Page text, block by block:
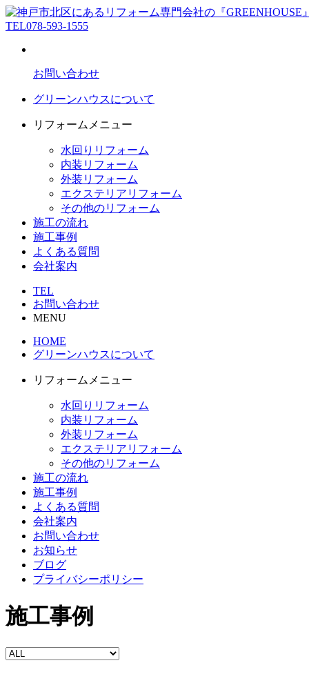
TEL078-593-1555
お問い合わせ
グリーンハウスについて
リフォームメニュー
水回りリフォーム
内装リフォーム
外装リフォーム
エクステリアリフォーム
その他のリフォーム
施工の流れ
施工事例
よくある質問
会社案内
TEL
お問い合わせ
MENU
HOME
グリーンハウスについて
リフォームメニュー
水回りリフォーム
内装リフォーム
外装リフォーム
エクステリアリフォーム
その他のリフォーム
施工の流れ
施工事例
よくある質問
会社案内
お問い合わせ
お知らせ
ブログ
プライバシーポリシー
施工事例